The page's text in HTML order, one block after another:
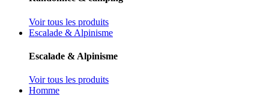
Voir tous les produits
Escalade & Alpinisme
Escalade & Alpinisme
Voir tous les produits
Homme